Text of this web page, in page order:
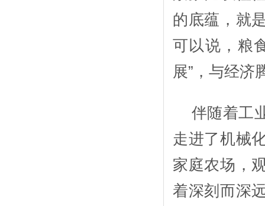
的底蕴，就
可以说，粮
展”，与经济
伴随着工
走进了机械
家庭农场，
着深刻而深